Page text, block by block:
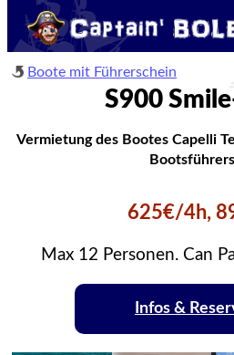
Boote mit Führerschein
S900
Vermietung des Bootes Capelli
625€/4h,
Max 12 Personen. Can
Infos &